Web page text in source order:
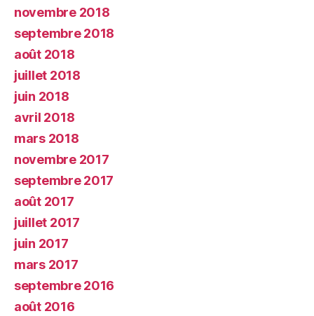
novembre 2018
septembre 2018
août 2018
juillet 2018
juin 2018
avril 2018
mars 2018
novembre 2017
septembre 2017
août 2017
juillet 2017
juin 2017
mars 2017
septembre 2016
août 2016